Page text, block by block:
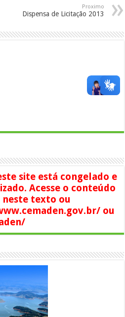
Proximo
Dispensa de Licitação 2013
site está congelado e
Acesse o conteúdo
texto ou
ou